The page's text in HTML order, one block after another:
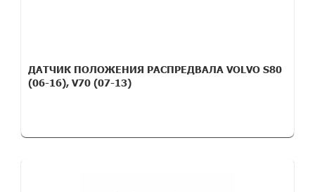
ДАТЧИК ПОЛОЖЕНИЯ РАСПРЕДВАЛА VOLVO S80
(06-16), V70 (07-13)